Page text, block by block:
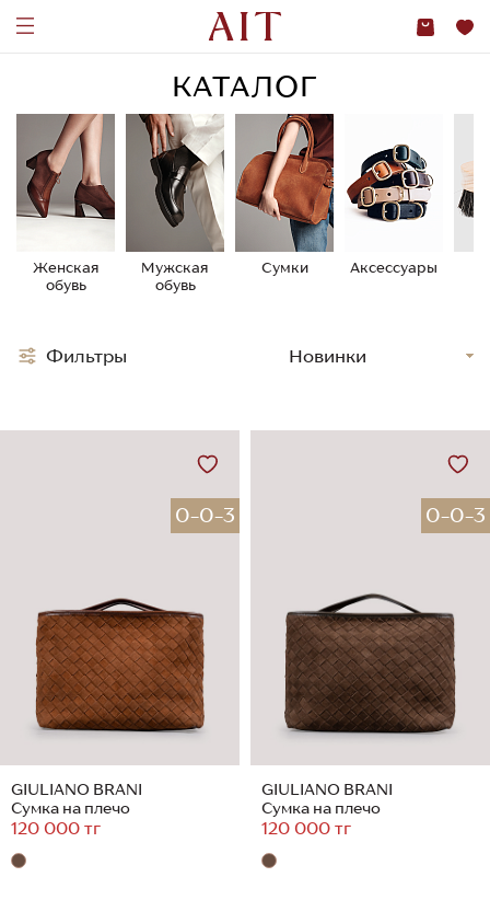
КАТАЛОГ
Женская
обувь
Мужская
обувь
Сумки Аксессуары
0-0-3
GIULIANO BRANI
Сумка на плечо
120 000 тг
0-0-3
GIULIANO BRANI
Сумка на плечо
120 000 тг
Фильтры